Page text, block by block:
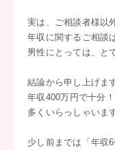
実は、ご相談者様以
年収に関するご相談
男性にとっては、と
結論から申し上げま
年収400万円で十分
多くいらっしゃいま
少し前までは「年収